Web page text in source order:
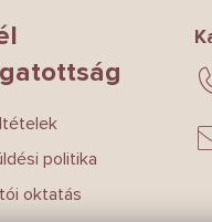
politika
oktatás